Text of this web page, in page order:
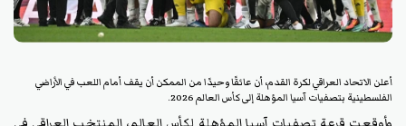
أعلن الاتحاد العراقي لكرة القدم، أن عائقًا وحيدًا من الممكن أن يقف أمام اللعب في الأراضي
الفلسطينية بتصفيات آسيا المؤهلة إلى كأس العالم 2026.